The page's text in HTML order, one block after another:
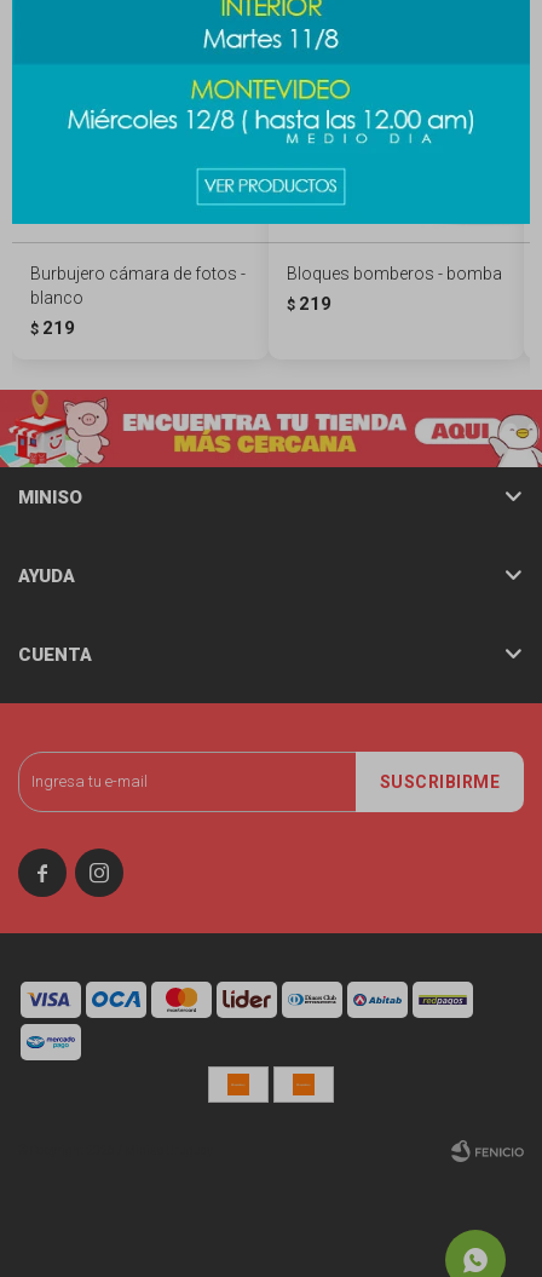
Burbujero cámara de fotos -
blanco
$ 219
Bloques bomberos - bomba
$ 219
SUSCRIBIRME
 
MINISO
AYUDA
CUENTA